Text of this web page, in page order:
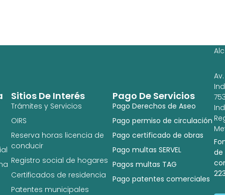
Pago De Servicios
Pago Derechos de Aseo
Pago permiso de circulación
Pago certificado de obras
Pago multas SERVEL
Pagos multas TAG
Pago patentes comerciales
Sitios De Interés
Trámites y Servicios
OIRS
Reserva horas licencia de
conducir
Registro social de hogares
Certificados de residencia
Patentes municipales
Av.
de